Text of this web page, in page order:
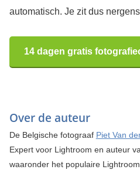
automatisch. Je zit dus
14 dagen gratis
Over de auteur
De Belgische fotograaf Piet Van
Expert voor Lightroom en auteur
waaronder het populaire